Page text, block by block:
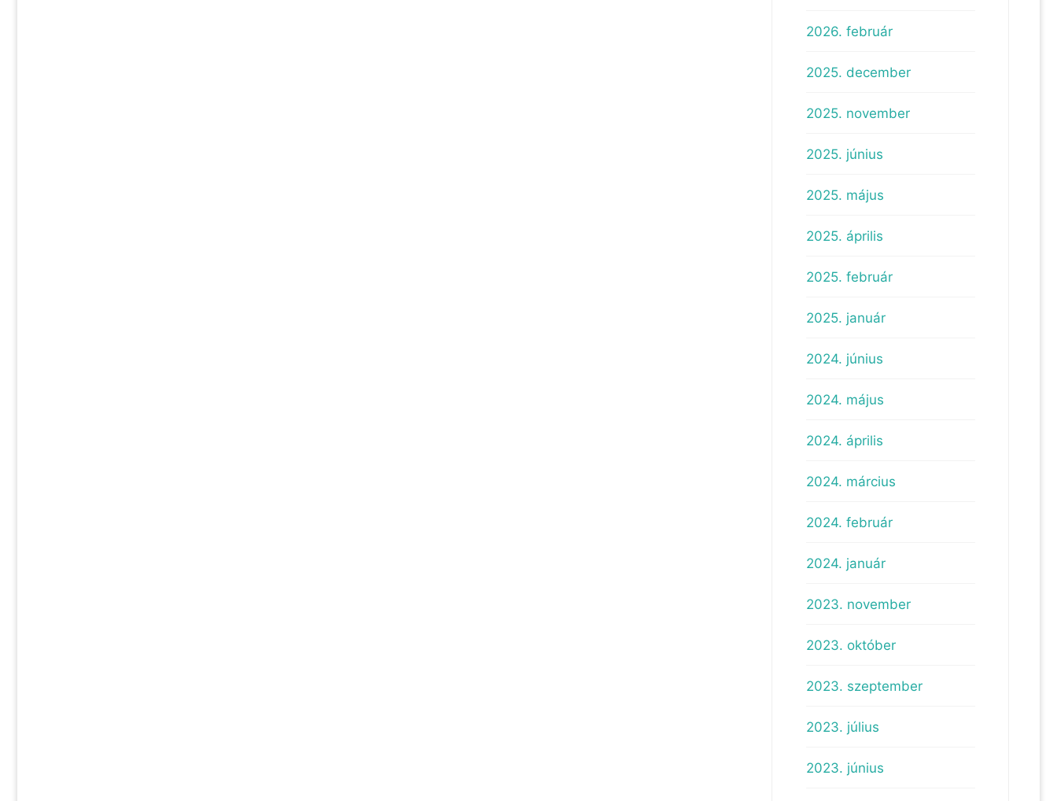
2026. február
2025. december
2025. november
2025. június
2025. május
2025. április
2025. február
2025. január
2024. június
2024. május
2024. április
2024. március
2024. február
2024. január
2023. november
2023. október
2023. szeptember
2023. július
2023. június